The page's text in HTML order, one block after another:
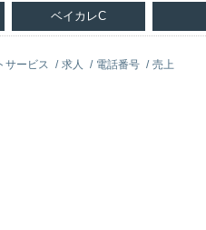
ベイカレC
サービス 求人 電話番号 売上